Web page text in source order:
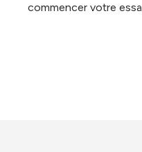
commencer votre